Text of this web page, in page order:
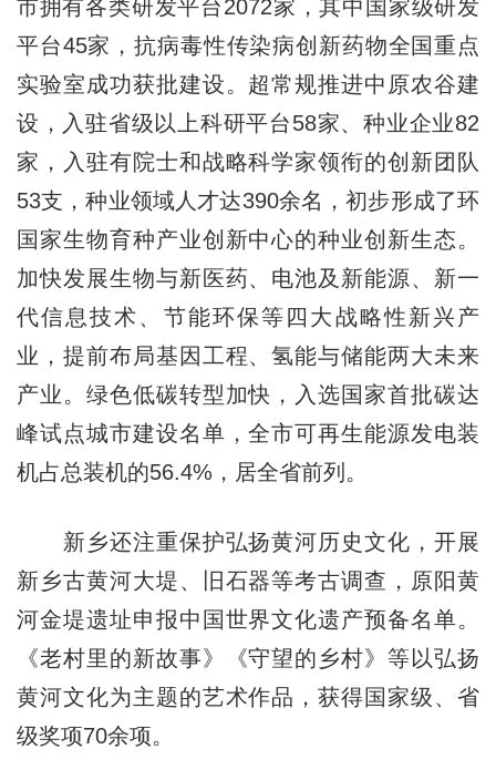
市拥有各类研发平台2072家，其中国家级研发
平台45家，抗病毒性传染病创新药物全国重点
实验室成功获批建设。超常规推进中原农谷建
设，入驻省级以上科研平台58家、种业企业82
家，入驻有院士和战略科学家领衔的创新团队
53支，种业领域人才达390余名，初步形成了环
国家生物育种产业创新中心的种业创新生态。
加快发展生物与新医药、电池及新能源、新一
代信息技术、节能环保等四大战略性新兴产
业，提前布局基因工程、氢能与储能两大未来
产业。绿色低碳转型加快，入选国家首批碳达
峰试点城市建设名单，全市可再生能源发电装
机占总装机的56.4%，居全省前列。
新乡还注重保护弘扬黄河历史文化，开展
新乡古黄河大堤、旧石器等考古调查，原阳黄
河金堤遗址申报中国世界文化遗产预备名单。
《老村里的新故事》《守望的乡村》等以弘扬
黄河文化为主题的艺术作品，获得国家级、省
级奖项70余项。